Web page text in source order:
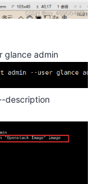
glance admin
description